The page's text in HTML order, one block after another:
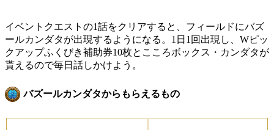
イベントクエストの1話をクリアすると、フィールドにバズ
ールカンダタが出現するようになる。1日1回出現し、Wピッ
クアップふくびき補助券10枚とこころボックス・カンダタが
貰えるので毎日話しかけよう。
バズールカンダタからもらえるもの